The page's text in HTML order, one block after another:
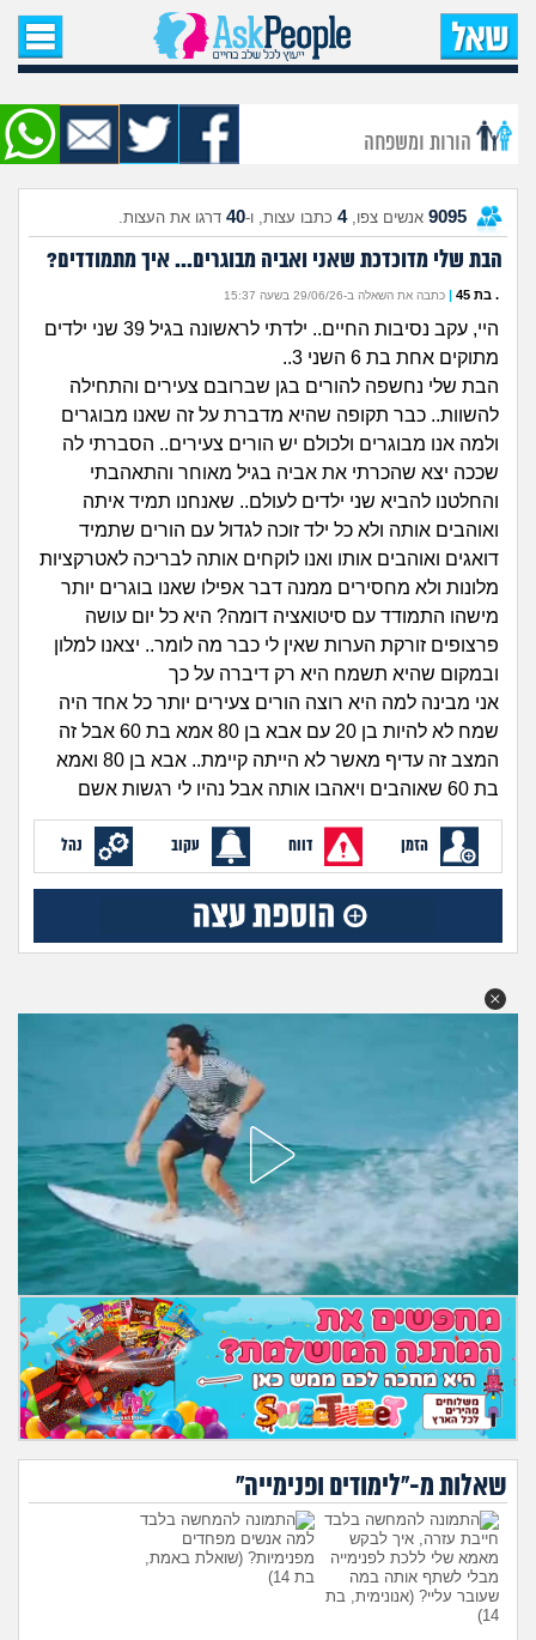
עמוד הבית
שאל שאלה
שאלות חדשות
שאלות שעוררו עניין
עצות חדשות
מתחם הטיפים
מדורים
זוגיות
היריון ולידה
הורות ומשפחה
מתבגרים
מהבקו"ם... ועד מתי?!
לימודים וסטודנטים
עבודה וקריירה
בית, שכנים ושותפים
מה שעובר עליי
שומרים על הגוף
פיננסי וכלכלה
בין הסדינים
חיות מחמד
יוקר המחיה
גאווה
חיפוש שאלות
הרשמה | התחברות
הורות ומשפחה
9095 אנשים צפו,4 כתבו עצות, ו-40 דרגו את העצות.
הבת שלי מדוכדכת שאני ואביה מבוגרים... איך מתמודדים?
. בת 45 | כתבה את השאלה ב-29/06/26 בשעה 15:37
היי, עקב נסיבות החיים.. ילדתי לראשונה בגיל 39 שני ילדים
מתוקים אחת בת 6 השני 3..
הבת שלי נחשפה להורים בגן שברובם צעירים והתחילה
להשוות.. כבר תקופה שהיא מדברת על זה שאנו מבוגרים
ולמה אנו מבוגרים ולכולם יש הורים צעירים.. הסברתי לה
שככה יצא שהכרתי את אביה בגיל מאוחר והתאהבתי
והחלטנו להביא שני ילדים לעולם.. שאנחנו תמיד איתה
ואוהבים אותה ולא כל ילד זוכה לגדול עם הורים שתמיד
דואגים ואוהבים אותו ואנו לוקחים אותה לבריכה לאטרקציות
מלונות ולא מחסירים ממנה דבר אפילו שאנו בוגרים יותר
מישהו התמודד עם סיטואציה דומה? היא כל יום עושה
פרצופים זורקת הערות שאין לי כבר מה לומר.. יצאנו למלון
ובמקום שהיא תשמח היא רק דיברה על כך
אני מבינה למה היא רוצה הורים צעירים יותר כל אחד היה
שמח לא להיות בן 20 עם אבא בן 80 אמא בת 60 אבל זה
המצב זה עדיף מאשר לא הייתה קיימת.. אבא בן 80 ואמא
בת 60 שאוהבים ויאהבו אותה אבל נהיו לי רגשות אשם
הזמן דווח עקוב נהל
שאלות מ-"לימודים ופנימייה"
חייבת עזרה, איך לבקש
מאמא שלי ללכת לפנימייה
מבלי לשתף אותה במה
שעובר עליי? (אנונימית, בת
14)
למה אנשים מפחדים
מפנימיות? (שואלת באמת,
בת 14)